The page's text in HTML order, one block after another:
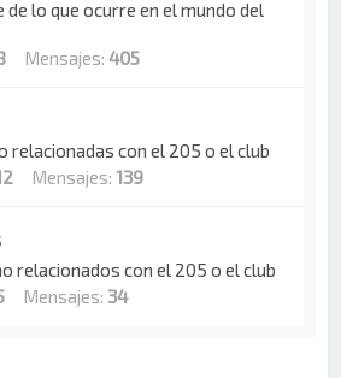
de lo que ocurre en el mundo del
Mensajes:405
relacionadas con el 205 o el club
Mensajes:139
relacionados con el 205 o el club
Mensajes: 34